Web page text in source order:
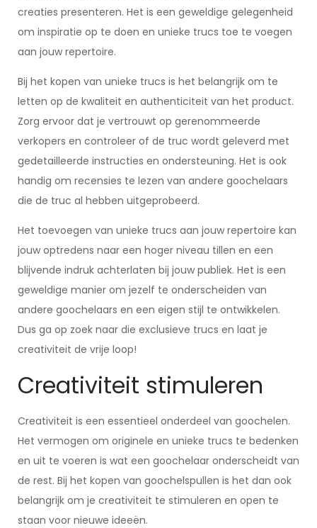
creaties presenteren. Het is een geweldige gelegenheid
om inspiratie op te doen en unieke trucs toe te voegen
aan jouw repertoire.
Bij het kopen van unieke trucs is het belangrijk om te
letten op de kwaliteit en authenticiteit van het product.
Zorg ervoor dat je vertrouwt op gerenommeerde
verkopers en controleer of de truc wordt geleverd met
gedetailleerde instructies en ondersteuning. Het is ook
handig om recensies te lezen van andere goochelaars
die de truc al hebben uitgeprobeerd.
Het toevoegen van unieke trucs aan jouw repertoire kan
jouw optredens naar een hoger niveau tillen en een
blijvende indruk achterlaten bij jouw publiek. Het is een
geweldige manier om jezelf te onderscheiden van
andere goochelaars en een eigen stijl te ontwikkelen.
Dus ga op zoek naar die exclusieve trucs en laat je
creativiteit de vrije loop!
Creativiteit stimuleren
Creativiteit is een essentieel onderdeel van goochelen.
Het vermogen om originele en unieke trucs te bedenken
en uit te voeren is wat een goochelaar onderscheidt van
de rest. Bij het kopen van goochelspullen is het dan ook
belangrijk om je creativiteit te stimuleren en open te
staan voor nieuwe ideeën.